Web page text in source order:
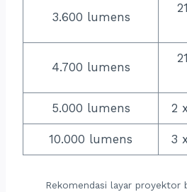
3.600 lumens
4.700 lumens
5.000 lumens 2
10.000 lumens 3
Rekomendasi layar proyektor